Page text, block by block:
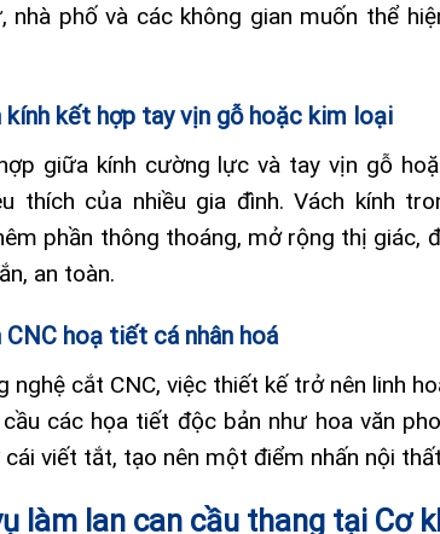
nhà phố và các không gian muốn thể
kính kết hợp tay vịn gỗ hoặc kim loại
giữa kính cường lực và tay vịn gỗ
thích của nhiều gia đình. Vách kính
phần thông thoáng, mở rộng thị giác,
an toàn.
CNC hoạ tiết cá nhân hoá
nghệ cắt CNC, việc thiết kế trở nên linh
các họa tiết độc bản như hoa văn
cái viết tắt, tạo nên một điểm nhấn nội
làm lan can cầu thang tại Cơ